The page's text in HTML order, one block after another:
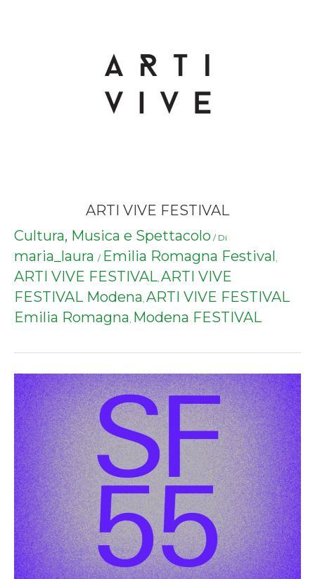
ARTI VIVE FESTIVAL
Cultura, Musica e Spettacolo / Di
maria_laura / Emilia Romagna Festival,
ARTI VIVE FESTIVAL, ARTI VIVE
FESTIVAL Modena, ARTI VIVE FESTIVAL
Emilia Romagna, Modena FESTIVAL